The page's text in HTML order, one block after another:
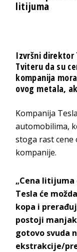
litijuma
Izvršni direktor
Tviteru da su
kompanija
ovog metala,
Kompanija
automobilima,
stoga rast cene
kompanije.
„Cena
Tesla će
kopa i
postoji
gotovo svuda
ekstrakcije/